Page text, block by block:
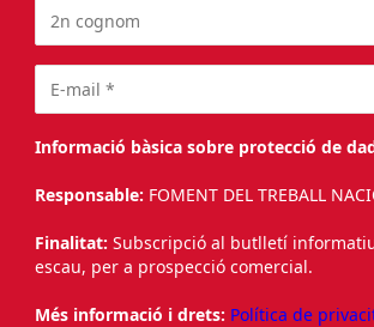
Informació bàsica sobre protecció de
Responsable: FOMENT DEL TREBALL
Finalitat: Subscripció al butlletí
escau, per a prospecció comercial.
Més informació i drets: Política de